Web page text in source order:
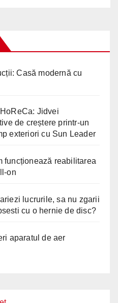
Casă modernă cu
Jidvei
de creștere printr-un
exteriori cu Sun Leader
funcționează reabilitarea
on
lucrurile, sa nu zgarii
cu o hernie de disc?
aparatul de aer